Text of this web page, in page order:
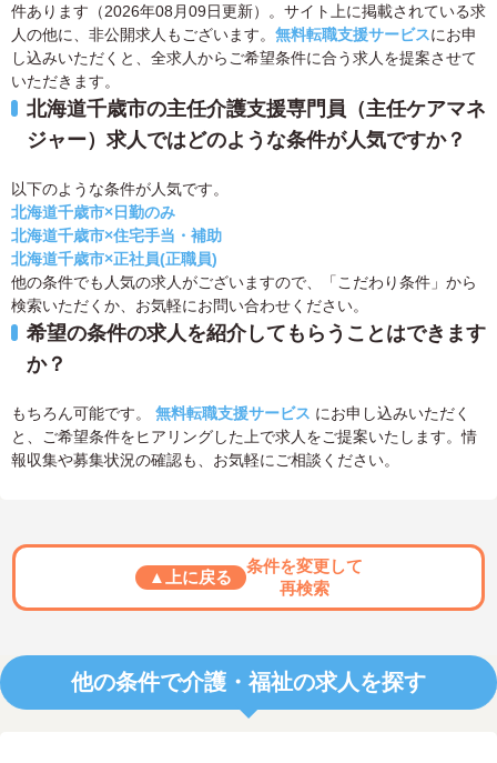
件あります（2026年08月09日更新）。サイト上に掲載されている求
人の他に、非公開求人もございます。 無料転職支援サービスにお申
し込みいただくと、全求人からご希望条件に合う求人を提案させて
いただきます。
北海道千歳市の主任介護支援専門員（主任ケアマネ
ジャー）求人ではどのような条件が人気ですか？
以下のような条件が人気です。
北海道千歳市×日勤のみ
北海道千歳市×住宅手当・補助
北海道千歳市×正社員(正職員)
他の条件でも人気の求人がございますので、「こだわり条件」から
検索いただくか、お気軽にお問い合わせください。
希望の条件の求人を紹介してもらうことはできます
か？
もちろん可能です。 無料転職支援サービス にお申し込みいただく
と、ご希望条件をヒアリングした上で求人をご提案いたします。情
報収集や募集状況の確認も、お気軽にご相談ください。
▲上に戻る
条件を変更して
再検索
他の条件で介護・福祉の求人を探す